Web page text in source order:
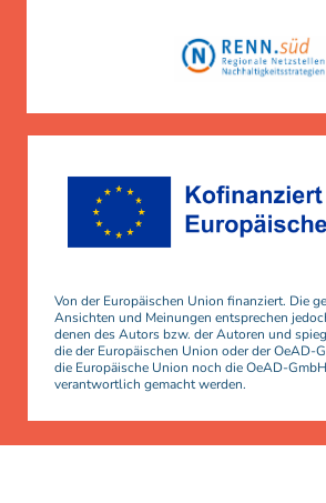
Von der Europäischen Union finanziert. Die
Ansichten und Meinungen entsprechen
denen des Autors bzw. der Autoren und
die der Europäischen Union oder der OeAD-
die Europäische Union noch die OeAD-
verantwortlich gemacht werden.